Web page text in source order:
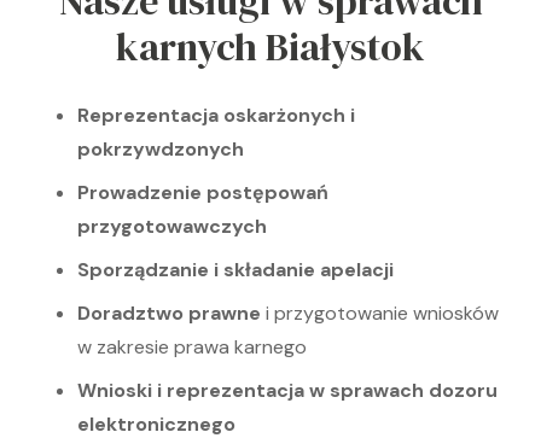
karnych Białystok
Reprezentacja oskarżonych i
pokrzywdzonych
Prowadzenie postępowań
przygotowawczych
Sporządzanie i składanie apelacji
Doradztwo prawne i przygotowanie wniosków
w zakresie prawa karnego
Wnioski i reprezentacja w sprawach dozoru
elektronicznego